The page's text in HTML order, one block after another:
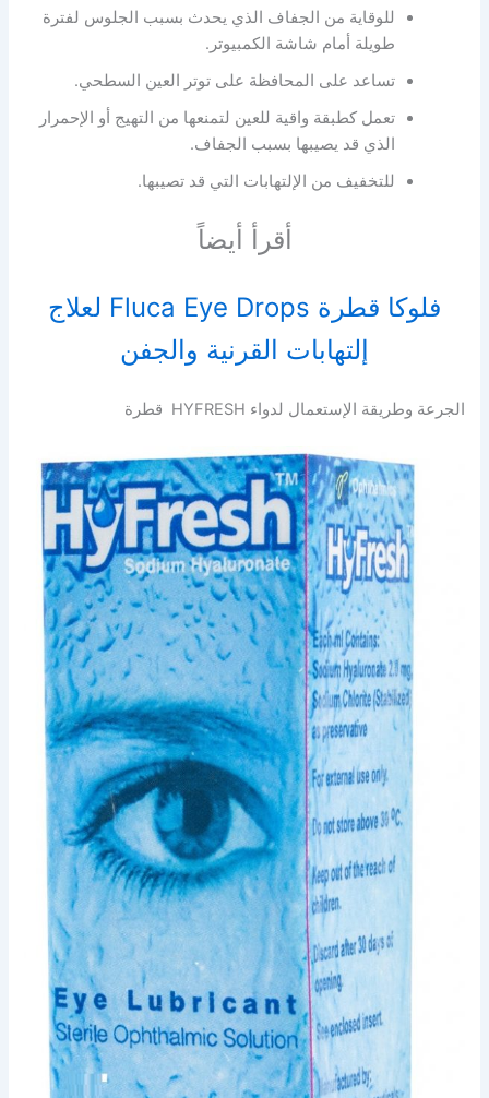
للوقاية من الجفاف الذي يحدث بسبب الجلوس لفترة
طويلة أمام شاشة الكمبيوتر.
تساعد على المحافظة على توتر العين السطحي.
تعمل كطبقة واقية للعين لتمنعها من التهيج أو الإحمرار
الذي قد يصيبها بسبب الجفاف.
للتخفيف من الإلتهابات التي قد تصيبها.
أقرأ أيضاً
فلوكا قطرة Fluca Eye Drops لعلاج
إلتهابات القرنية والجفن
الجرعة وطريقة الإستعمال لدواء HYFRESH قطرة